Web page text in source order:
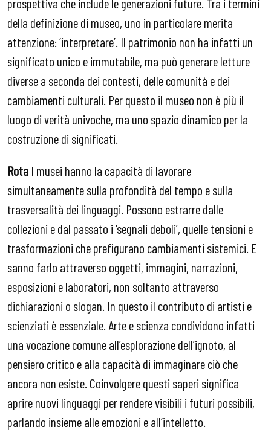
della definizione di museo, uno in particolare merita
attenzione: ‘interpretare’. Il patrimonio non ha infatti un
significato unico e immutabile, ma può generare letture
diverse a seconda dei contesti, delle comunità e dei
cambiamenti culturali. Per questo il museo non è più il
luogo di verità univoche, ma uno spazio dinamico per la
costruzione di significati.
Rota I musei hanno la capacità di lavorare
simultaneamente sulla profondità del tempo e sulla
trasversalità dei linguaggi. Possono estrarre dalle
collezioni e dal passato i ‘segnali deboli’, quelle tensioni e
trasformazioni che prefigurano cambiamenti sistemici. E
sanno farlo attraverso oggetti, immagini, narrazioni,
esposizioni e laboratori, non soltanto attraverso
dichiarazioni o slogan. In questo il contributo di artisti e
scienziati è essenziale. Arte e scienza condividono infatti
una vocazione comune all’esplorazione dell’ignoto, al
pensiero critico e alla capacità di immaginare ciò che
ancora non esiste. Coinvolgere questi saperi significa
aprire nuovi linguaggi per rendere visibili i futuri possibili,
parlando insieme alle emozioni e all’intelletto.